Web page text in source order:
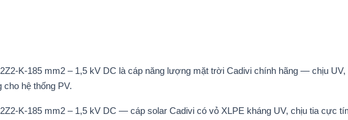
K-185 mm2 – 1,5 kV DC là cáp năng lượng mặt trời Cadivi chính hãng — chịu UV,
cho hệ thống PV.
K-185 mm2 – 1,5 kV DC — cáp solar Cadivi có vỏ XLPE kháng UV, chịu tia cực